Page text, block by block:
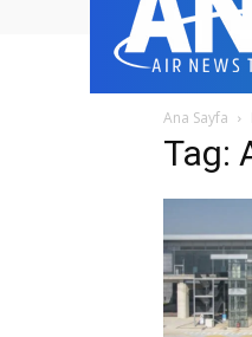
Ana Sayfa
Tag: